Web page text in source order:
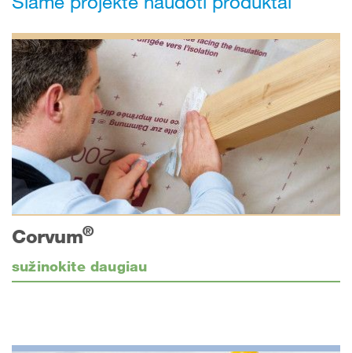
Corvum®
sužinokite daugiau